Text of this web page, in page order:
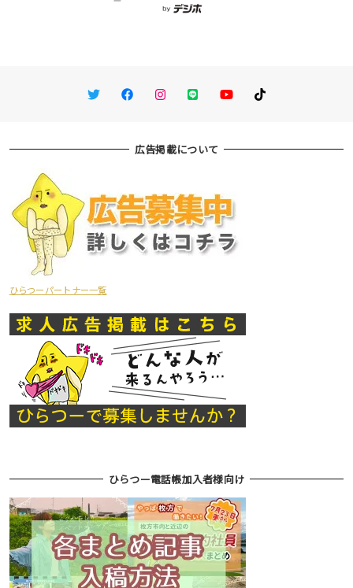
TwitterFacebookInstagram
LINE You TubeTikTok
広告掲載について
ひらつーパートナー一覧
ひらつー電話帳加入者様向け